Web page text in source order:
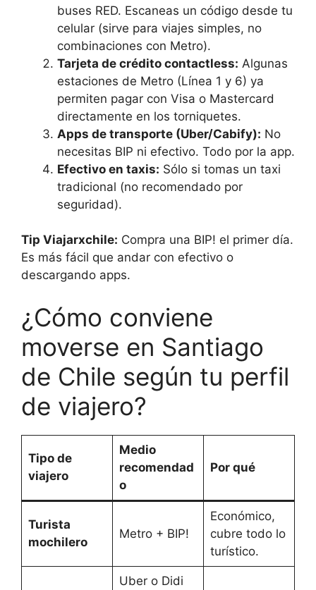
buses RED. Escaneas un código desde tu
celular (sirve para viajes simples, no
combinaciones con Metro).
Tarjeta de crédito contactless: Algunas
estaciones de Metro (Línea 1 y 6) ya
permiten pagar con Visa o Mastercard
directamente en los torniquetes.
Apps de transporte (Uber/Cabify): No
necesitas BIP ni efectivo. Todo por la app.
Efectivo en taxis: Sólo si tomas un taxi
tradicional (no recomendado por
seguridad).
Tip Viajarxchile: Compra una BIP! el primer día.
Es más fácil que andar con efectivo o
descargando apps.
¿Cómo conviene
moverse en Santiago
de Chile según tu perfil
de viajero?
Tipo de
viajero
Medio
recomendad
o
Por qué
Turista
mochilero
Metro + BIP!
Económico,
cubre todo lo
turístico.
Uber o Didi